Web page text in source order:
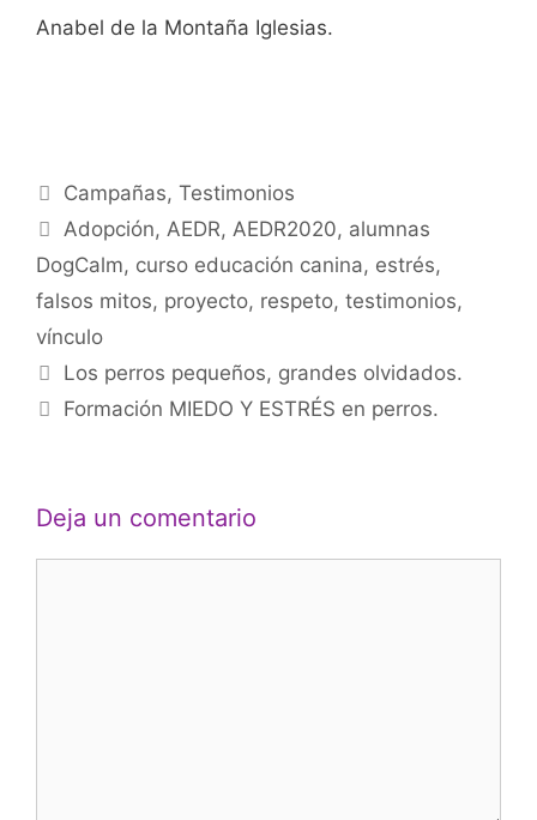
Anabel de la Montaña Iglesias.
Campañas,Testimonios
Adopción,AEDR,AEDR2020, alumnas
DogCalm, curso educación canina, estrés,
falsos mitos, proyecto, respeto, testimonios,
vínculo
Los perros pequeños, grandes olvidados.
Formación MIEDO Y ESTRÉS en perros.
Deja un comentario